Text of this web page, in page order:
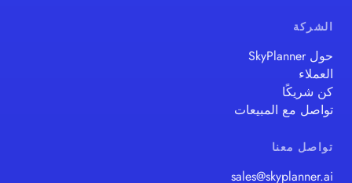
الشركة
حول SkyPlanner
العملاء
كن شريكًا
تواصل مع المبيعات
تواصل معنا
sales@skyplanner.ai